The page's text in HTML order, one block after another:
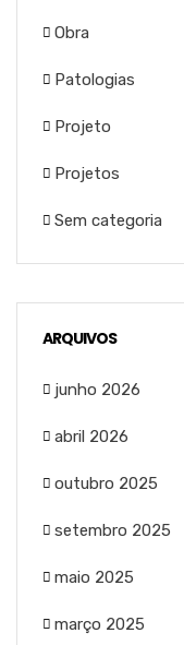
Obra
Patologias
Projeto
Projetos
Sem categoria
ARQUIVOS
junho 2026
abril 2026
outubro 2025
setembro 2025
maio 2025
março 2025